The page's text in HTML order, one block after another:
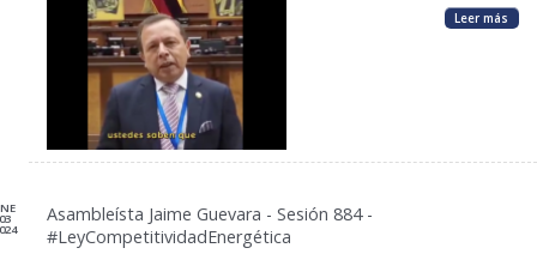
Leer más
03
Asambleísta Jaime Guevara - Sesión 884 -
#LeyCompetitividadEnergética